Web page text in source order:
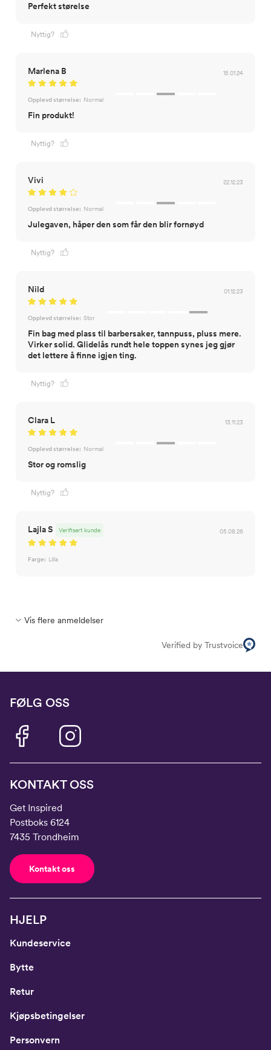
Perfekt størelse
Nyttig?
Marlena B 15.01.24
Opplevd størrelse: Normal
Fin produkt!
Nyttig?
Vivi 22.12.23
Opplevd størrelse: Normal
Julegaven, håper den som får den blir fornøyd
Nyttig?
Nild 01.12.23
Opplevd størrelse: Stor
Fin bag med plass til barbersaker, tannpuss, pluss mere.
Virker solid. Glidelås rundt hele toppen synes jeg gjør
det lettere å finne igjen ting.
Nyttig?
Clara L 13.11.23
Opplevd størrelse: Normal
Stor og romslig
Nyttig?
Lajla S 05.08.26
Verifisert kunde
Farge: Lilla
Vis flere anmeldelser
Verified by Trustvoice
FØLG OSS
KONTAKT OSS
Get Inspired
Postboks 6124
7435 Trondheim
Kontakt oss
HJELP
Kundeservice
Bytte
Retur
Kjøpsbetingelser
Personvern